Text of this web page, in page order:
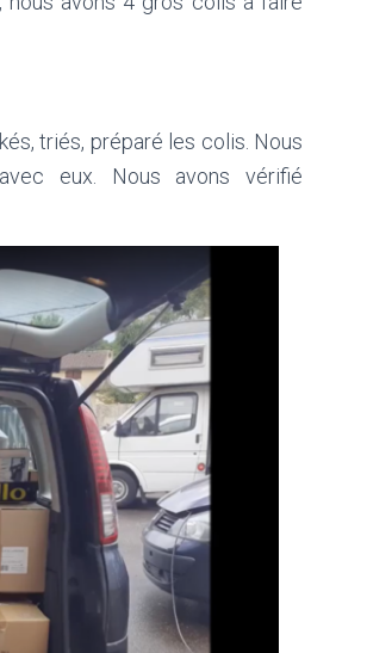
triés, préparé les colis. Nous
eux. Nous avons vérifié